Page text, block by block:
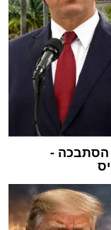
הסתבכה -